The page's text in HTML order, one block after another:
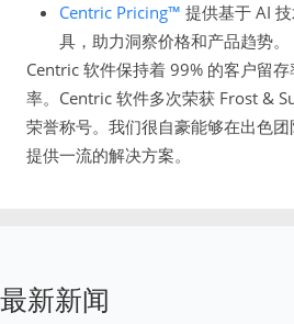
Centric Pricing™ 提供基于 AI
具，助力洞察价格和产品趋势。
Centric 软件保持着 99% 的客户留
率。Centric 软件多次荣获 Frost &
荣誉称号。我们很自豪能够在出色
提供一流的解决方案。
最新新闻